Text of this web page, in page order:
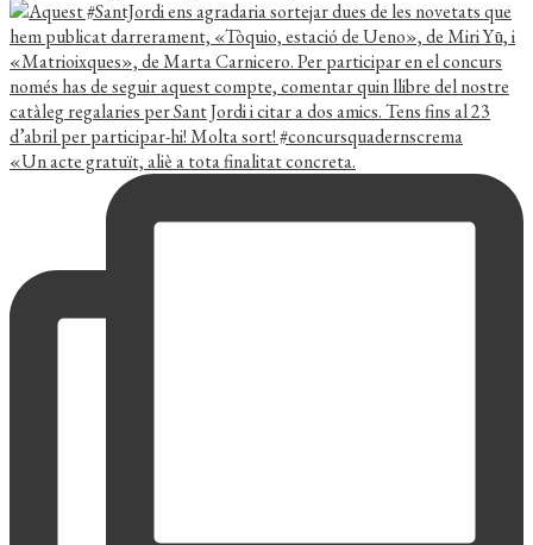
«Un acte gratuït, aliè a tota finalitat concreta.